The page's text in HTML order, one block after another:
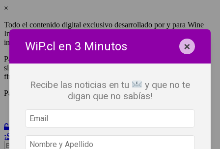
×
Todo el contenido digital exclusivo desarrollado por y para Wine
Independent Press Chile, cuenta con derechos de propiedad
intelectual.
Para tener acceso a una copia y/o impresión de cualquiera de ellos
sin fines de lucro, debes ser #SuscriptorWiP.^Para su réplica con
fines comerciales debes contactar al e-mail
Pagas una sola vez al año y disfrutas por 12 meses.
Iniciar Sesión
¡Suscribete! BeneficiosWiP
Buscar:
WiP.cl en 3 Minutos ×
Recibe las noticias en tu
y que no te
digan que no sabías!